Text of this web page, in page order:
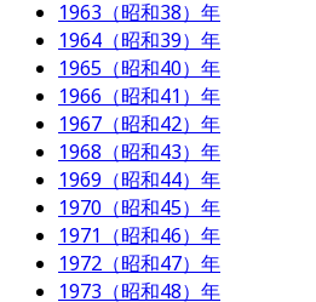
1963（昭和38）年
1964（昭和39）年
1965（昭和40）年
1966（昭和41）年
1967（昭和42）年
1968（昭和43）年
1969（昭和44）年
1970（昭和45）年
1971（昭和46）年
1972（昭和47）年
1973（昭和48）年